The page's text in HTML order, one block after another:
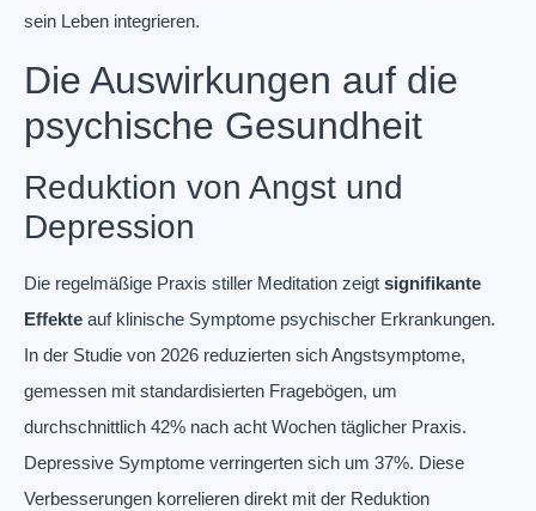
sein Leben integrieren.
Die Auswirkungen auf die
psychische Gesundheit
Reduktion von Angst und
Depression
Die regelmäßige Praxis stiller Meditation zeigt signifikante
Effekte auf klinische Symptome psychischer Erkrankungen.
In der Studie von 2026 reduzierten sich Angstsymptome,
gemessen mit standardisierten Fragebögen, um
durchschnittlich 42% nach acht Wochen täglicher Praxis.
Depressive Symptome verringerten sich um 37%. Diese
Verbesserungen korrelieren direkt mit der Reduktion